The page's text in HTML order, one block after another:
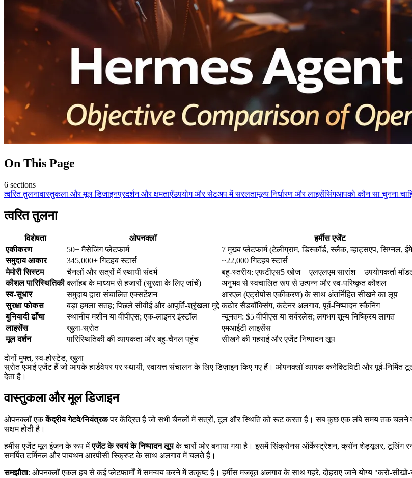
On This Page
6 sections
त्वरित तुलनावास्तुकला और मूल डिजाइनप्रदर्शन और क्षमताएँउपयोग और सेटअप में सरलतामूल्य निर्धारण और लाइसेंसिंगआपको कौन सा चुनना
त्वरित तुलना
विशेषता ओपनक्लॉ
हर्मीस एजेंट
एकीकरण
50+ मैसेजिंग प्लेटफार्म
7 मुख्य प्लेटफार्म (टेलीग्राम, डिस्कॉर्ड, स्लैक, व्हाट्सएप, सिग्नल,
समुदाय आकार
345,000+ गिटहब स्टार्स
~22,000 गिटहब स्टार्स
मेमोरी सिस्टम
चैनलों और सत्रों में स्थायी संदर्भ
बहु-स्तरीय: एफटीएस5 खोज + एलएलएम सारांश + उपयोगकर्ता मॉडल
कौशल पारिस्थितिकी क्लॉहब के माध्यम से हजारों (सुरक्षा के लिए जांचें)
अनुभव से स्वचालित रूप से उत्पन्न और स्व-परिष्कृत कौशल
स्व-सुधार
समुदाय द्वारा संचालित एक्सटेंशन
आरएल (एट्रोपोस एकीकरण) के साथ अंतर्निहित सीखने का लूप
सुरक्षा फोकस
बड़ा हमला सतह; पिछले सीवीई और आपूर्ति-श्रृंखला मुद्दे कठोर सैंडबॉक्सिंग, कंटेनर अलगाव, पूर्व-निष्पादन स्कैनिंग
बुनियादी ढाँचा
स्थानीय मशीन या वीपीएस; एक-लाइनर इंस्टॉल
न्यूनतम: $5 वीपीएस या सर्वरलेस; लगभग शून्य निष्क्रिय लागत
लाइसेंस
खुला-स्रोत
एमआईटी लाइसेंस
मूल दर्शन
पारिस्थितिकी की व्यापकता और बहु-चैनल पहुंच सीखने की गहराई और एजेंट निष्पादन लूप
दोनों मुफ्त, स्व-होस्टेड, खुला
स्रोत एआई एजेंट हैं जो आपके हार्डवेयर पर स्थायी, स्वायत्त संचालन के लिए डिज़ाइन किए गए हैं। ओपनक्लॉ व्यापक कनेक्टिविटी और पूर्व-
देता है।
वास्तुकला और मूल डिजाइन
ओपनक्लॉ एककेंद्रीय गेटवे/नियंत्रकपर केंद्रित है जो सभी चैनलों में सत्रों, टूल और स्थिति को रूट करता है। सब कुछ एक लंबे समय तक चलने
सक्षम होती है।
हर्मीस एजेंट मूल इंजन के रूप मेंएजेंट के स्वयं के निष्पादन लूपके चारों ओर बनाया गया है। इसमें सिंक्रोनस ऑर्केस्ट्रेशन, क्रॉन शेड्यूलर, टूलिंग
समर्पित टर्मिनल और पायथन आरपीसी स्क्रिप्ट के साथ अलगाव में चलते हैं।
समझौता: ओपनक्लॉ एकल हब से कई प्लेटफार्मों में समन्वय करने में उत्कृष्ट है। हर्मीस मजबूत अलगाव के साथ गहरे, दोहराए जाने योग्य "करो-सीखो-